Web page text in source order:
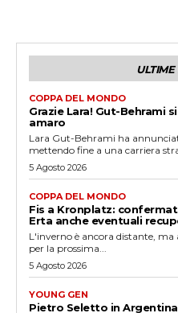
ULTIME
COPPA DEL MONDO
Grazie Lara! Gut-Behrami
amaro
Lara Gut-Behrami ha
mettendo fine a una carriera
5 Agosto 2026
COPPA DEL MONDO
Fis a Kronplatz:
Erta anche eventuali
L'inverno è ancora distante, ma
per la prossima...
5 Agosto 2026
YOUNG GEN
Pietro Seletto in